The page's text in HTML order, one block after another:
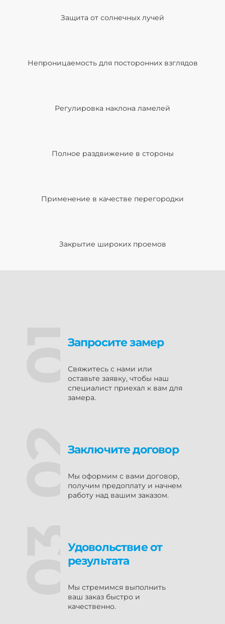
Защита от солнечных лучей
Непроницаемость для посторонних взглядов
Регулировка наклона ламелей
Полное раздвижение в стороны
Применение в качестве перегородки
Закрытие широких проемов
Запросите замер
Свяжитесь с нами или
оставьте заявку, чтобы наш
специалист приехал к вам для
замера.
Заключите договор
Мы оформим с вами договор,
получим предоплату и начнем
работу над вашим заказом.
Удовольствие от
результата
Мы стремимся выполнить
ваш заказ быстро и
качественно.